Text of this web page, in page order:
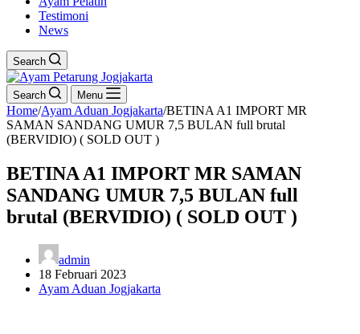
Testimoni
News
Search
Search Menu
Home/Ayam Aduan Jogjakarta/BETINA A1 IMPORT MR
SAMAN SANDANG UMUR 7,5 BULAN full brutal
(BERVIDIO) ( SOLD OUT )
BETINA A1 IMPORT MR SAMAN
SANDANG UMUR 7,5 BULAN full
brutal (BERVIDIO) ( SOLD OUT )
admin
18 Februari 2023
Ayam Aduan Jogjakarta